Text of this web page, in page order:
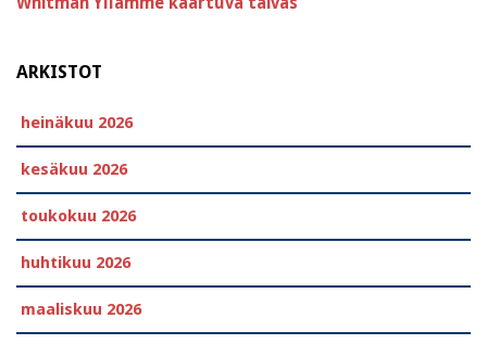
ARKISTOT
heinäkuu 2026
kesäkuu 2026
toukokuu 2026
huhtikuu 2026
maaliskuu 2026